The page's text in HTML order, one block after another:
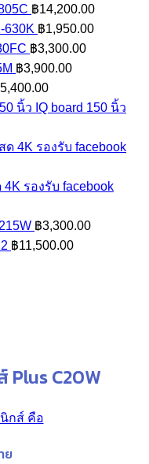
฿14,200.00
630K ฿1,950.00
฿3,300.00
฿3,900.00
5,400.00
IQ board 150 นิ้ว
รองรับ facebook
฿3,300.00
฿11,500.00
Plus C20W
กส์ คือ
ย